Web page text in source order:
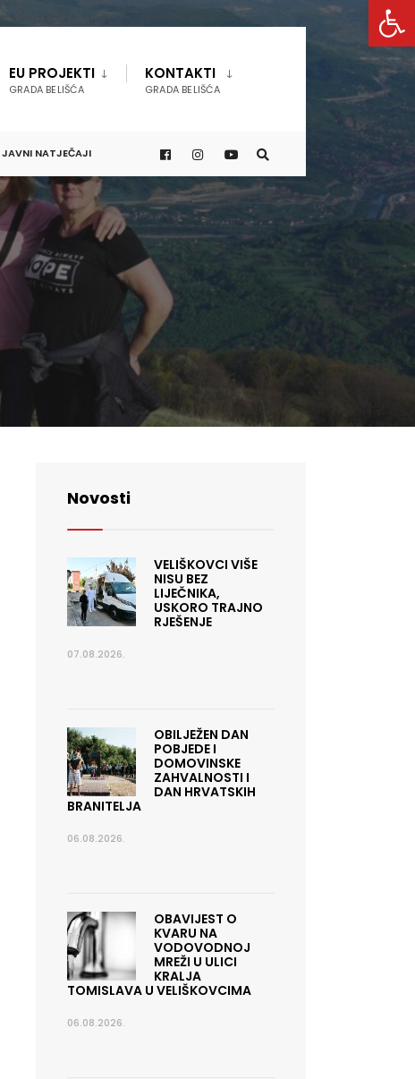
EU PROJEKTI
GRADA BELIŠĆA
KONTAKTI
GRADA BELIŠĆA
JAVNI NATJEČAJI
Novosti
VELIŠKOVCI VIŠE
NISU BEZ
LIJEČNIKA,
USKORO TRAJNO
RJEŠENJE
07.08.2026.
OBILJEŽEN DAN
POBJEDE I
DOMOVINSKE
ZAHVALNOSTI I
DAN HRVATSKIH
BRANITELJA
06.08.2026.
OBAVIJEST O
KVARU NA
VODOVODNOJ
MREŽI U ULICI
KRALJA
TOMISLAVA U VELIŠKOVCIMA
06.08.2026.